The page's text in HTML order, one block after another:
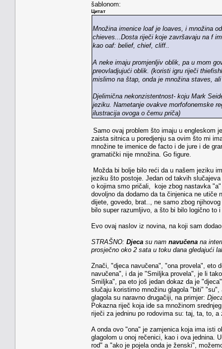
šablonom:
Цитат
Množina imenice loaf je loaves, i množina
chieves...Dosta riječi koje završavaju na f
kao oaf: belief, chief, cliff..
A neke imaju promjenljiv oblik, pa u mom
preovladjujući oblik. (koristi igru riječi
mislimo na štap, onda je množina staves,
Djelimična nekonzistentnost- koju Mark
jeziku. Nametanje ovakve morfofonemske
ilustracija ovoga o čemu priča)
Samo ovaj problem što imaju u engleskom
zaista sitnica u poredjenju sa ovim što mi
množine te imenice de facto i de jure i de
gramatički nije množina. Go figure.
Možda bi bolje bilo reći da u našem jeziku
jeziku što postoje. Jedan od takvih
o kojima smo pričali, koje zbog nastavka
dovoljno da dodamo da ta činjenica ne
dijete, govedo, brat.., ne samo zbog
bilo super razumljivo, a što bi bilo logično to
Evo ovaj naslov iz novina, na koji sam
STRAŠNO: Djeca su nam navučena na
prosječno oko 2 sata u toku dana gledajući
Znači, "djeca navučena", "ona provela", eto
navučena", i da je "Smiljka provela", je li
Smiljka", pa eto još jedan dokaz da je
slučaju koristimo množinu glagola "biti"
glagola su naravno drugačiji, na primjer:
Pokazna riječ koja ide sa množinom
riječi za jedninu po rodovima su: taj, ta, to,
A onda ovo "ona" je zamjenica koja ima isti
glagolom u onoj rečenici, kao i ova jednina.
rod" a "ako je pojela onda je ženski",